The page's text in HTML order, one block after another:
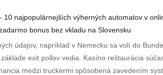
10 najpopulárnejších výherných automatov v
bonus bez vkladu na Slovensku
údajov, napríklad v Nemecku sa volí do
exit pollov vedia. Kasíno reštaurácia
medzi truckermi spôsobená zavedením